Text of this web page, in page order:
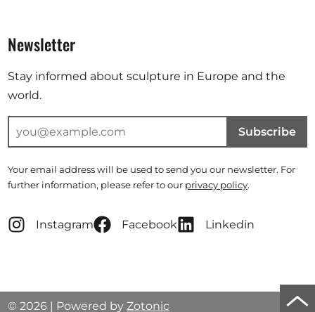
Newsletter
Stay informed about sculpture in Europe and the
world.
Subscribe
Your email address will be used to send you our newsletter. For
further information, please refer to our privacy policy.
Instagram Facebook Linkedin
© 2026 | Powered byZotonic